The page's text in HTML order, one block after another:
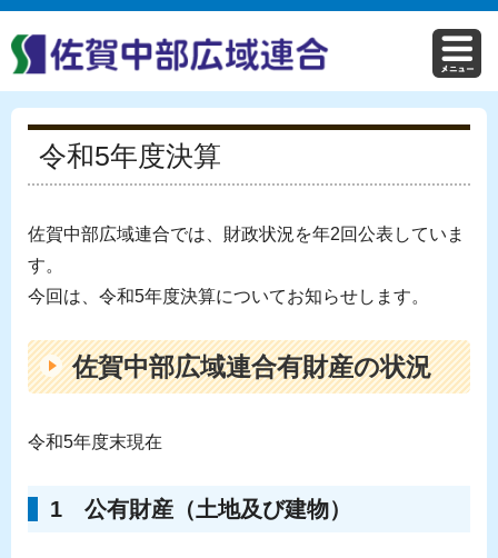
令和5年度決算
佐賀中部広域連合では、財政状況を年2回公表していま
す。
今回は、令和5年度決算についてお知らせします。
佐賀中部広域連合有財産の状況
令和5年度末現在
1 公有財産（土地及び建物）